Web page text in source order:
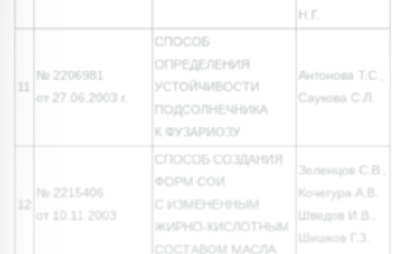
Н.Г.
№ 2206981
от 27.06.2003 г.
СПОСОБ
ОПРЕДЕЛЕНИЯ
УСТОЙЧИВОСТИ
ПОДСОЛНЕЧНИКА
К ФУЗАРИОЗУ
Антонова Т.С.,
Саукова С.Л.
12
№ 2215406
от 10.11.2003
СПОСОБ СОЗДАНИЯ
ФОРМ СОИ
С ИЗМЕНЕННЫМ
ЖИРНО-КИСЛОТНЫМ
СОСТАВОМ МАСЛА
Зеленцов С.В.,
Кочегура А.В.
Шведов И.В.,
Шишков Г.З.